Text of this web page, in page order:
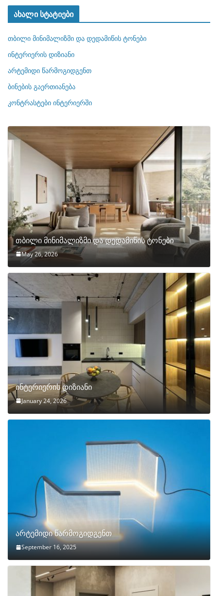
ტ
ო
რ
ბ
ი
ახალი სტატიები
თბილი მინიმალიზმი და დედამიწის ტონები
ინტერიერის დიზიანი
არტემიდი წარმოგიდგენთ
ბინების გაერთიანება
კონტრასტები ინტერიერში
თბილი მინიმალიზმი და დედამიწის ტონები
May 26, 2026
ინტერიერის დიზიანი
January 24, 2026
არტემიდი წარმოგიდგენთ
September 16, 2025